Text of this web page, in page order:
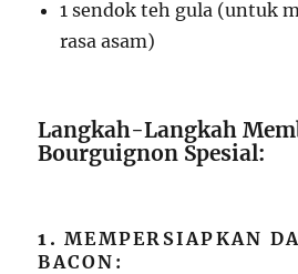
1 sendok teh gula (untuk
rasa asam)
Langkah-Langkah
Bourguignon Spesial:
1.MEMPERSIAPKAN
BACON: